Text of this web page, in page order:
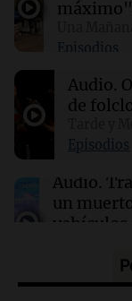
OpenAI
18:03
Google
hackers y
Episodios
Audio.
de
Episodios
Audio.
un
vehículos
Audio.